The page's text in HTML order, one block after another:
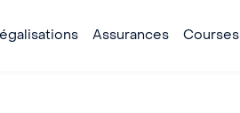
Assurances Courses